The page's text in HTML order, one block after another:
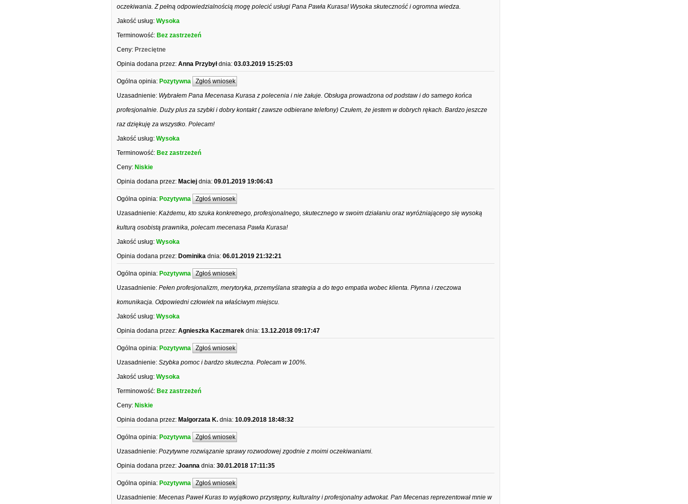
oczekiwania. Z pełną odpowiedzialnością mogę polecić usługi Pana Pawła Kurasa! Wysoka skuteczność i ogromna wiedza.
Jakość usług: Wysoka
Terminowość: Bez zastrzeżeń
Ceny: Przeciętne
Opinia dodana przez: Anna Przybył dnia: 03.03.2019 15:25:03
Ogólna opinia: Pozytywna Zgłoś wniosek
Uzasadnienie: Wybrałem Pana Mecenasa Kurasa z polecenia i nie żałuje. Obsługa prowadzona od podstaw i do samego końca
profesjonalnie. Duży plus za szybki i dobry kontakt ( zawsze odbierane telefony) Czułem, że jestem w dobrych rękach. Bardzo jeszcze
raz dziękuję za wszystko. Polecam!
Jakość usług: Wysoka
Terminowość: Bez zastrzeżeń
Ceny: Niskie
Opinia dodana przez: Maciej dnia: 09.01.2019 19:06:43
Ogólna opinia: Pozytywna Zgłoś wniosek
Uzasadnienie: Każdemu, kto szuka konkretnego, profesjonalnego, skutecznego w swoim działaniu oraz wyróżniającego się wysoką
kulturą osobistą prawnika, polecam mecenasa Pawła Kurasa!
Jakość usług: Wysoka
Opinia dodana przez: Dominika dnia: 06.01.2019 21:32:21
Ogólna opinia: Pozytywna Zgłoś wniosek
Uzasadnienie: Pełen profesjonalizm, merytoryka, przemyślana strategia a do tego empatia wobec klienta. Płynna i rzeczowa
komunikacja. Odpowiedni człowiek na właściwym miejscu.
Jakość usług: Wysoka
Opinia dodana przez: Agnieszka Kaczmarek dnia: 13.12.2018 09:17:47
Ogólna opinia: Pozytywna Zgłoś wniosek
Uzasadnienie: Szybka pomoc i bardzo skuteczna. Polecam w 100%.
Jakość usług: Wysoka
Terminowość: Bez zastrzeżeń
Ceny: Niskie
Opinia dodana przez: Malgorzata K. dnia: 10.09.2018 18:48:32
Ogólna opinia: Pozytywna Zgłoś wniosek
Uzasadnienie: Pozytywne rozwiązanie sprawy rozwodowej zgodnie z moimi oczekiwaniami.
Opinia dodana przez: Joanna dnia: 30.01.2018 17:11:35
Ogólna opinia: Pozytywna Zgłoś wniosek
Uzasadnienie: Mecenas Paweł Kuras to wyjątkowo przystępny, kulturalny i profesjonalny adwokat. Pan Mecenas reprezentował mnie w